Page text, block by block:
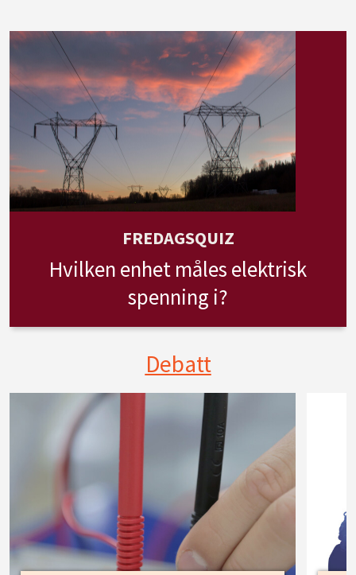
FREDAGSQUIZ
Hvilken enhet måles elektrisk
spenning i?
Debatt